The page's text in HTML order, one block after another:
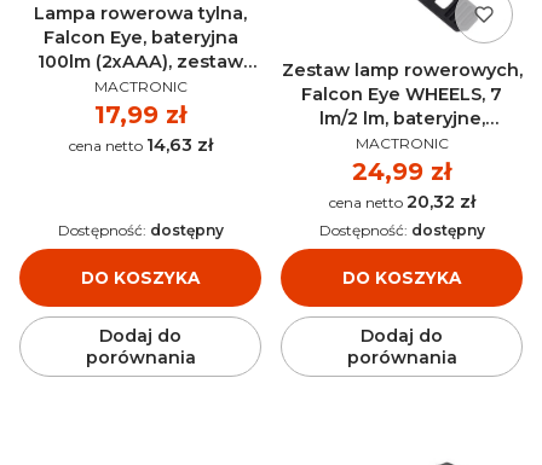
Lampa rowerowa tylna,
Falcon Eye, bateryjna
100lm (2xAAA), zestaw
(klips,uchwyt)
MACTRONIC FBR0115
PRODUCENT
MACTRONIC
Cena
17,99 zł
Cena 14,63 zł
DO KOSZYKA
Dostępność: dostępny
Dodaj do
porównania
Zestaw lamp rowerowych,
Falcon Eye WHEELS, 7
lm/2 lm, bateryjne,
zestaw(baterie, uchwyty),
blister MACTRONIC
FBS0061
PRODUCENT
MACTRONIC
Cena
24,99 zł
Cena 20,32 zł
DO KOSZYKA
Dostępność: dostępny
Dodaj do
porównania